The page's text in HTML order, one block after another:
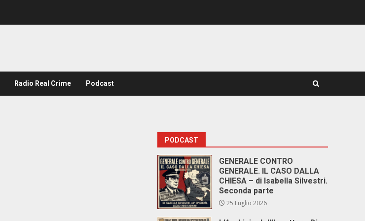
Radio Real Crime Podcast
PODCAST
GENERALE CONTRO
GENERALE. IL CASO DALLA
CHIESA – di Isabella Silvestri.
Seconda parte
25 Luglio 2026